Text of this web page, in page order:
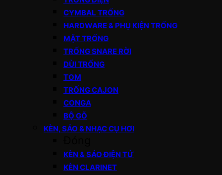
CYMBAL TRỐNG
HARDWARE & PHỤ KIỆN TRỐNG
MẶT TRỐNG
TRỐNG SNARE RỜI
DÙI TRỐNG
TOM
TRỐNG CAJON
CONGA
BỘ GÕ
KÈN, SÁO & NHẠC CỤ HƠI
KÈN & SÁO ĐIỆN TỬ
KÈN CLARINET